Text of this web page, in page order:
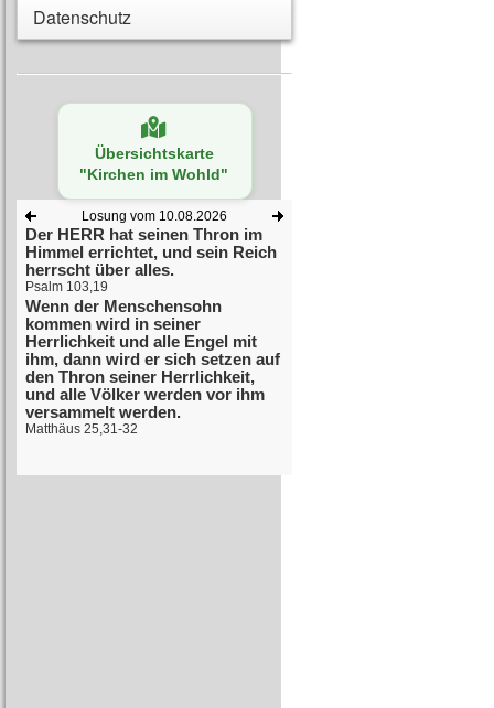
Datenschutz
Übersichtskarte
"Kirchen im Wohld"